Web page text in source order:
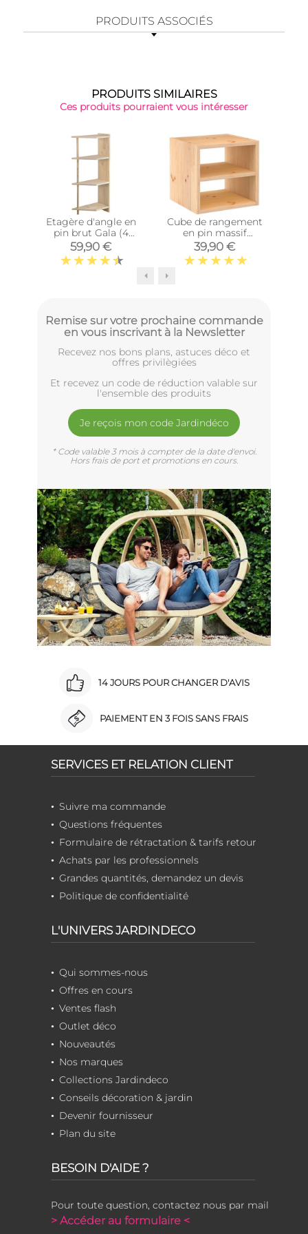
PRODUITS ASSOCIÉS
PRODUITS SIMILAIRES
Ces produits pourraient vous intéresser
Etagère d'angle en
pin brut Gala (4
tablettes)
59,90 €
Cube de rangement
en pin massif
Dinamic (Tablette
intermédiaire)
39,90 €
Remise sur votre prochaine commande
en vous inscrivant à la Newsletter
Recevez nos bons plans, astuces déco et
offres privilègiées
Et recevez un code de réduction valable sur
l'ensemble des produits
Je reçois mon code Jardindéco
* Code valable 3 mois à compter de la date d'envoi.
Hors frais de port et promotions en cours.
14 JOURS POUR CHANGER D'AVIS
PAIEMENT EN 3 FOIS SANS FRAIS
SERVICES ET RELATION CLIENT
Suivre ma commande
Questions fréquentes
Formulaire de rétractation & tarifs retour
Achats par les professionnels
Grandes quantités, demandez un devis
Politique de confidentialité
L'UNIVERS JARDINDECO
Qui sommes-nous
Offres en cours
Ventes flash
Outlet déco
Nouveautés
Nos marques
Collections Jardindeco
Conseils décoration & jardin
Devenir fournisseur
Plan du site
BESOIN D'AIDE ?
Pour toute question, contactez nous par mail
> Accéder au formulaire <